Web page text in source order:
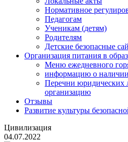
Нормативное
Педагогам
Ученикам (детям)
Родителям
Детские безопасные
Организация питания в
Меню ежедневного
информацию о наличии
Перечни юридических
организацию
Отзывы
Развитие культуры
Цивилизация
04.07.2022